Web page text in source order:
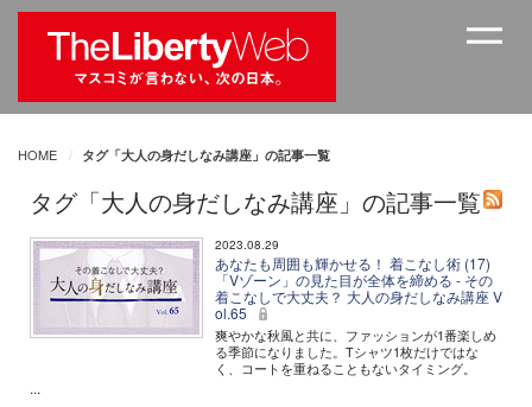
HOME タグ「大人の身だしなみ講座」の記事一覧
タグ「大人の身だしなみ講座」の記事一覧
2023.08.29
あなたも周囲も輝かせる！ 着こなし術 (17)
「Vゾーン」の見た目が全体を締める - その
着こなしで大丈夫？ 大人の身だしなみ講座 V
ol.65
爽やかな秋風と共に、ファッションが1番楽しめ
る季節になりました。Tシャツ1枚だけではな
く、コートを重ねることもないタイミング。
...